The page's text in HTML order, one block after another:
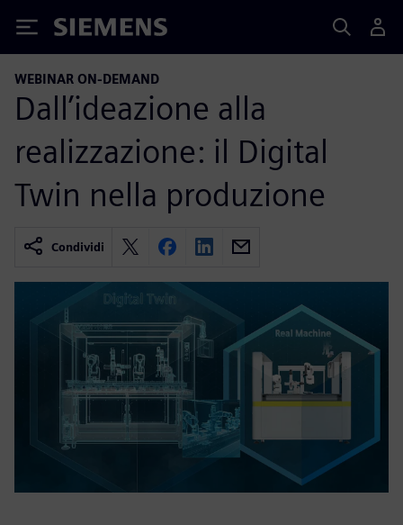
Siemens
WEBINAR ON-DEMAND
Dall’ideazione alla
realizzazione: il Digital
Twin nella produzione
Condividi